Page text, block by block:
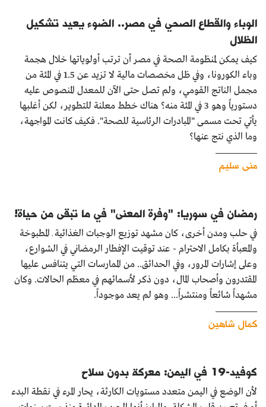
الوباء والقطاع الصحي في مصر.. الضوء يعيد تشكيل
الظلال
كيف يمكن لمنظومة الصحة في مصر أن ترتب أولوياتها خلال هجمة
وباء الكورونا، وفي ظل مخصصات مالية لا تزيد عن 1.5 في المئة من
مجمل الناتج القومي، ولم تصل حتى الآن للمعدل المنصوص عليه
دستورياً وهو 3 في المئة منه؟ هناك خطط معلنة للتطوير، لكن أغلبها
يأتي تحت مسمى "المبادرات الرئاسية للصحة". فكيف كانت المواجهة،
وما الذي نتج عنها؟
منى سليم
رمضان في سوريا: "وفرة المعنى" في ما تبقى من حياة!
في حلب ومدن أخرى، كان مشهد توزيع الوجبات الغذائية ـ المطبوخة
والمعبأة بكامل الاحترام - عند توقيت اﻹفطار الرمضاني في الشوارع،
وعلى إشارات المرور، وفي الحدائق.. من الممارسات التي يتنافس عليها
المقتدرون وأصحاب المال، دون ذكر ﻷسمائهم في معظم الحالات. وكان
مشهداً شائعاً ومنتشراً... وهو لم يعد موجوداً.
كمال شاهين
كوفيد-19 في اليمن: معركة بدون سلاح
لأن الوضع في اليمن متعدد مستويات الكارثة، يحار المرء في نقطة البدء